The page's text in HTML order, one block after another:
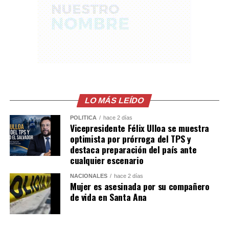
«Simón»; y Nelson de Jesús Palma Escobar.
Las condenas fueron impuestas por el delito de
organizaciones terroristas con agravación especial por
el Tribunal Segundo contra el Crimen Organizado de
por la Fiscalía General de la República.
Comparte esto:
Facebook X
Me gusta esto:
LO MÁS LEÍDO
POLÍTICA hace 2 días
Vicepresidente Félix Ulloa se muestra
optimista por prórroga del TPS y
destaca preparación del país ante
cualquier escenario
NACIONALES hace 2 días
Mujer es asesinada por su compañero
de vida en Santa Ana